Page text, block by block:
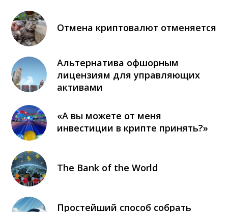
Отмена криптовалют отменяется
Альтернатива офшорным
лицензиям для управляющих
активами
«А вы можете от меня
инвестиции в крипте принять?»
The Bank of the World
Простейший способ собрать